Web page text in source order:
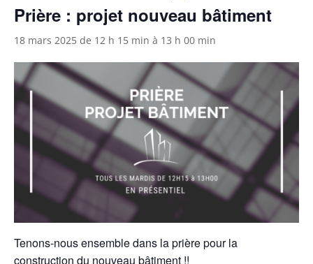
Prière : projet nouveau bâtiment
18 mars 2025 de 12 h 15 min à 13 h 00 min
Tenons-nous ensemble dans la prière pour la
construction du nouveau bâtiment !!